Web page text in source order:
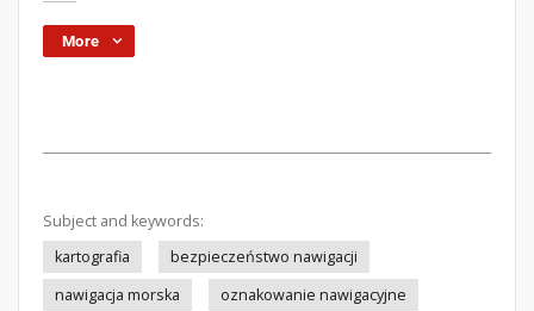
More
Subject and keywords:
kartografia
bezpieczeństwo nawigacji
nawigacja morska
oznakowanie nawigacyjne